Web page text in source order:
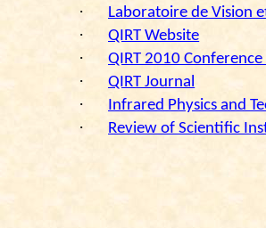
· Laboratoire de Vision
· QIRTWebsite
· QIRT 2010 Conference
· QIRT Journal
· Infrared Physics and
· Review of Scientific